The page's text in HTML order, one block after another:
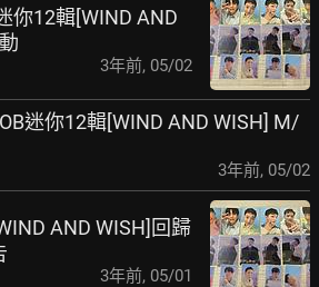
你12輯[WIND AND
3年前, 05/02
迷你12輯[WIND AND WISH] M/
3年前, 05/02
AND WISH]回歸
3年前, 05/01